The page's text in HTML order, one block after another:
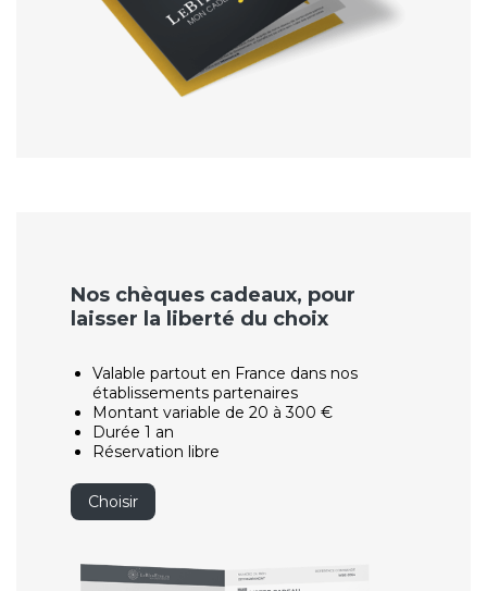
Nos chèques cadeaux, pour
laisser la liberté du choix
Valable partout en France dans nos
établissements partenaires
Montant variable de 20 à 300 €
Durée 1 an
Réservation libre
Choisir